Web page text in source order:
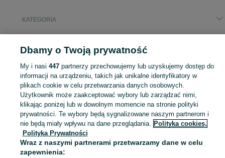
KATEGORIA
witryna chłodnicza
Sprzedaż sprzętu i wyposażenia dla firm Legnica ▶️ maszyny, biuro i inne ✅ Nowe i używane w atrakcyjnych cenach ✌ Sprawdź oferty na OLX.pl!
Mapa kategorii
Mapa miejscowości
Mapa ministron
Popularne wyszukiwania
Dbamy o Twoją prywatność
My i nasi 447partnerzy przechowujemy lub uzyskujemy dostęp do
informacji na urządzeniu, takich jak unikalne identyfikatory w
plikach cookie w celu przetwarzania danych osobowych.
Użytkownik może zaakceptować wybory lub zarządzać nimi,
klikając poniżej lub w dowolnym momencie na stronie polityki
prywatności. Te wybory będą sygnalizowane naszym partnerom i
nie będą miały wpływu na dane przeglądania. Polityka cookies,
Polityka Prywatności
Wraz z naszymi partnerami przetwarzamy dane w celu
zapewnienia: